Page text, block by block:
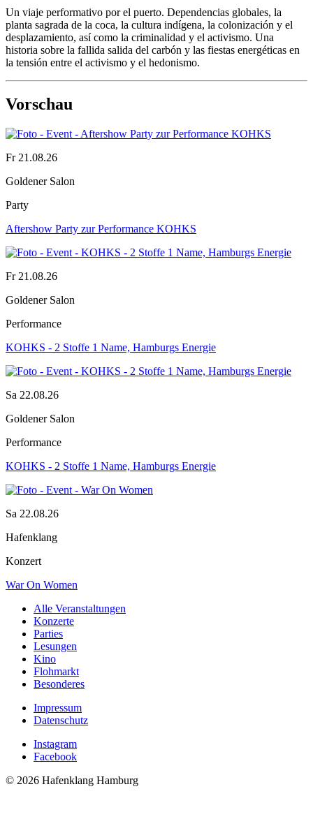
Un viaje performativo por el puerto. Dependencias globales, la
planta sagrada de la coca, la cultura indígena, la colonización y el
desplazamiento, así como la criminalidad y el activismo. Una
historia sobre la fallida salida del carbón y las fiestas energéticas en
la tensión entre el activismo y el hedonismo.
Vorschau
Fr 21.08.26
Goldener Salon
Party
Aftershow Party zur Performance KOHKS
Fr 21.08.26
Goldener Salon
Performance
KOHKS - 2 Stoffe 1 Name, Hamburgs Energie
Sa 22.08.26
Goldener Salon
Performance
KOHKS - 2 Stoffe 1 Name, Hamburgs Energie
Sa 22.08.26
Hafenklang
Konzert
War On Women
Alle Veranstaltungen
Konzerte
Parties
Lesungen
Kino
Flohmarkt
Besonderes
Impressum
Datenschutz
Instagram
Facebook
© 2026 Hafenklang Hamburg